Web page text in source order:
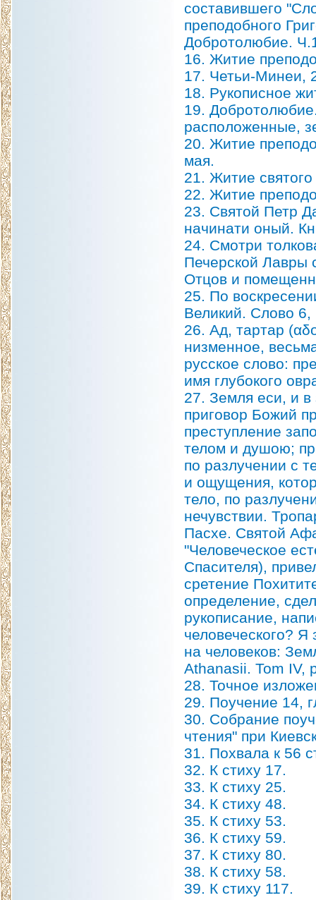
составившего
преподобного
Добротолюбие.
16. Житие
17. Четьи-Минеи,
18. Рукописное
19.
расположенные,
20. Житие
мая.
21. Житие
22. Житие
23. Святой Петр
начинати оный.
24. Смотри
Печерской Лавры
Отцов и
25. По
Великий. Слово 6,
26. Ад, тартар
низменное,
русское слово:
имя глубокого
27. Земля еси, и
приговор Божий
преступление
телом и душою;
по разлучении с
и ощущения,
тело, по
нечувствии.
Пасхе. Святой
"Человеческое
Спасителя),
сретение
определение,
рукописание,
человеческого?
на человеков:
Athanasii. Tom IV,
28. Точное
29. Поучение 14,
30. Собрание
чтения" при
31. Похвала к 56
32. К стиху 17.
33. К стиху 25.
34. К стиху 48.
35. К стиху 53.
36. К стиху 59.
37. К стиху 80.
38. К стиху 58.
39. К стиху 117.